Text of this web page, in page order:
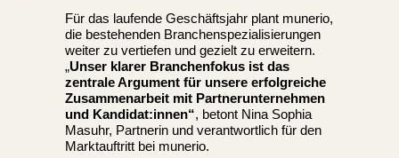
Für das laufende Geschäftsjahr plant munerio,
die bestehenden Branchenspezialisierungen
weiter zu vertiefen und gezielt zu erweitern.
„Unser klarer Branchenfokus ist das
zentrale Argument für unsere erfolgreiche
Zusammenarbeit mit Partnerunternehmen
und Kandidat:innen“, betont Nina Sophia
Masuhr, Partnerin und verantwortlich für den
Marktauftritt bei munerio.